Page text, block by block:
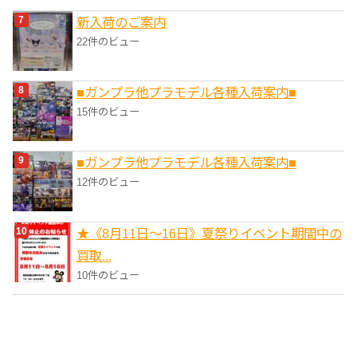
新入荷のご案内
22件のビュー
■ガンプラ他プラモデル各種入荷案内■
15件のビュー
■ガンプラ他プラモデル各種入荷案内■
12件のビュー
★《8月11日～16日》夏祭りイベント期間中の
買取...
10件のビュー